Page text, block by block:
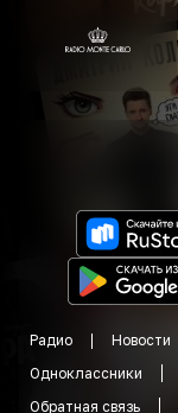
Радио Новости
Одноклассники
Обратная связь